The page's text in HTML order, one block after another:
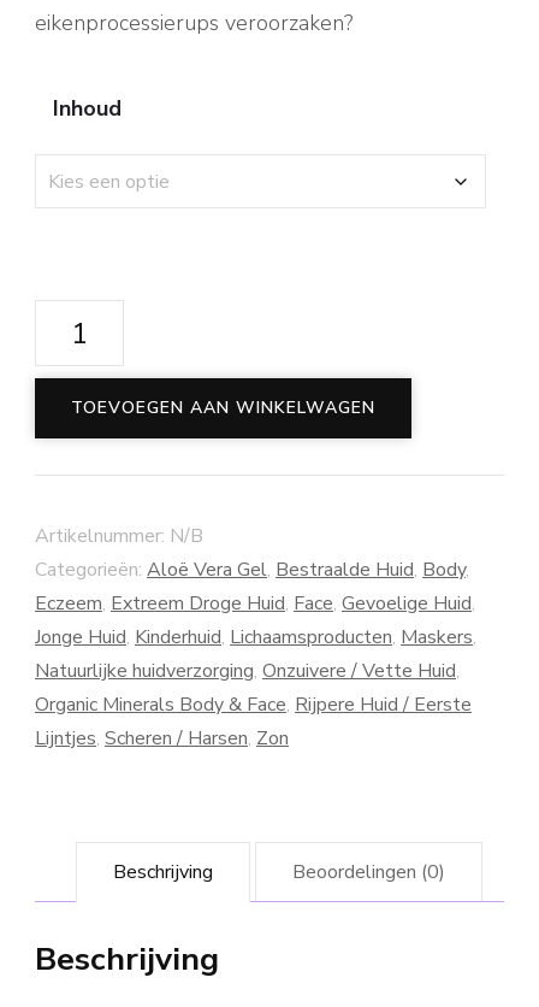
eikenprocessierups veroorzaken?
Inhoud
Aloë
aantal
TOEVOEGEN AAN WINKELWAGEN
Artikelnummer: N/B
Categorieën: Aloë Vera Gel, Bestraalde Huid, Body,
Eczeem, Extreem Droge Huid, Face, Gevoelige Huid,
Jonge Huid, Kinderhuid, Lichaamsproducten, Maskers,
Natuurlijke huidverzorging, Onzuivere / Vette Huid,
Organic Minerals Body & Face, Rijpere Huid / Eerste
Lijntjes, Scheren / Harsen, Zon
Beschrijving Beoordelingen (0)
Beschrijving